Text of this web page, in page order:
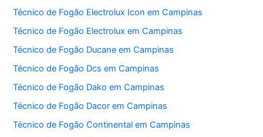
Técnico de Fogão Electrolux Icon em Campinas
Técnico de Fogão Electrolux em Campinas
Técnico de Fogão Ducane em Campinas
Técnico de Fogão Dcs em Campinas
Técnico de Fogão Dako em Campinas
Técnico de Fogão Dacor em Campinas
Técnico de Fogão Continental em Campinas